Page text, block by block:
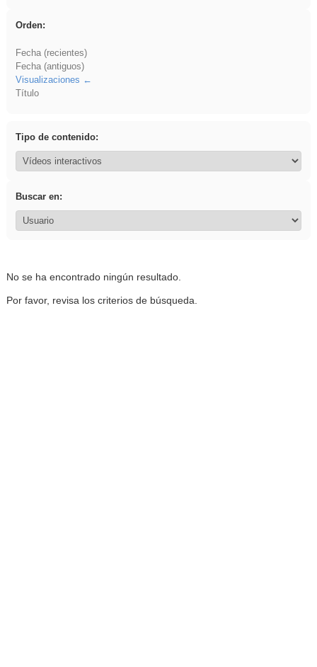
Orden:
Fecha (recientes)
Fecha (antiguos)
Visualizaciones
Título
Tipo de contenido:
Buscar en:
No se ha encontrado ningún resultado.
Por favor, revisa los criterios de búsqueda.